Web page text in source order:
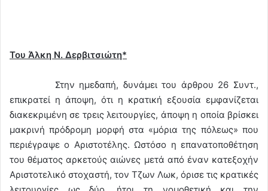
Του Άλκη Ν. Δερβιτσιώτη*
Στην ημεδαπή, δυνάμει του άρθρου 26 Συντ.,
επικρατεί η άποψη, ότι η κρατική εξουσία εμφανίζεται
διακεκριμένη σε τρεις λειτουργίες, άποψη η οποία βρίσκει
μακρινή πρόδρομη μορφή στα «μόρια της πόλεως» που
περιέγραψε ο Αριστοτέλης. Ωστόσο η επανατοποθέτηση
του θέματος αρκετούς αιώνες μετά από έναν κατεξοχήν
Αριστοτελικό στοχαστή, τον Τζων Λωκ, όρισε τις κρατικές